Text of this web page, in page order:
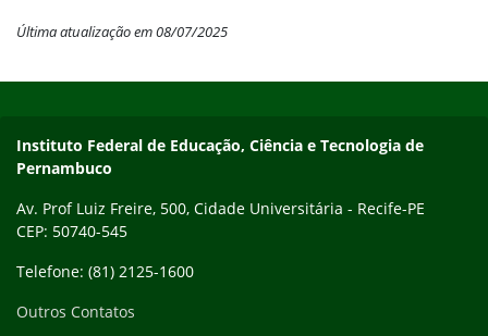
Última atualização em 08/07/2025
Instituto Federal de Educação, Ciência e Tecnologia de
Pernambuco
Av. Prof Luiz Freire, 500, Cidade Universitária - Recife-PE
CEP: 50740-545
Telefone: (81) 2125-1600
Outros Contatos